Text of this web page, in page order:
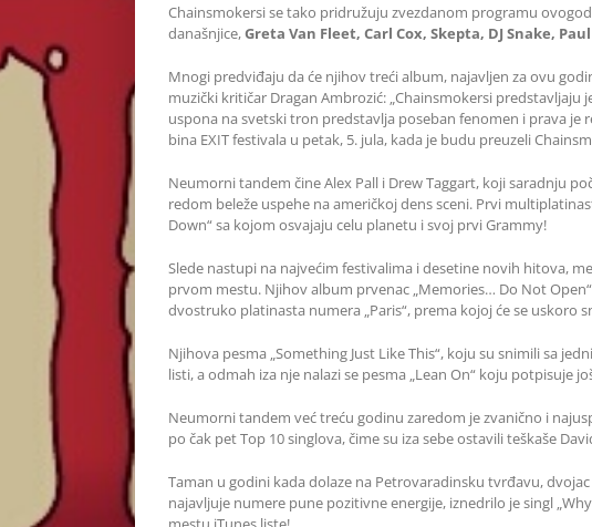
Chainsmokersi se tako pridružuju zvezdanom programu
današnjice,Greta Van Fleet, Carl Cox, Skepta, DJ Snake,
Mnogi predviđaju da će njihov treći album, najavljen za ovu
muzički kritičar Dragan Ambrozić: „Chainsmokersi
uspona na svetski tron predstavlja poseban fenomen i prava je
bina EXIT festivala u petak, 5. jula, kada je budu preuzeli
Neumorni tandem čine Alex Pall i Drew Taggart, koji saradnju
redom beleže uspehe na američkoj dens sceni. Prvi
Down“ sa kojom osvajaju celu planetu i svoj prvi Grammy!
Slede nastupi na najvećim festivalima i desetine novih hitova,
prvom mestu. Njihov album prvenac „Memories… Do Not
dvostruko platinasta numera „Paris“, prema kojoj će se uskoro
Njihova pesma „Something Just Like This“, koju su snimili sa
listi, a odmah iza nje nalazi se pesma „Lean On“ koju potpisuje
Neumorni tandem već treću godinu zaredom je zvanično i
po čak pet Top 10 singlova, čime su iza sebe ostavili teškaše
Taman u godini kada dolaze na Petrovaradinsku tvrđavu,
najavljuje numere pune pozitivne energije, iznedrilo je singl